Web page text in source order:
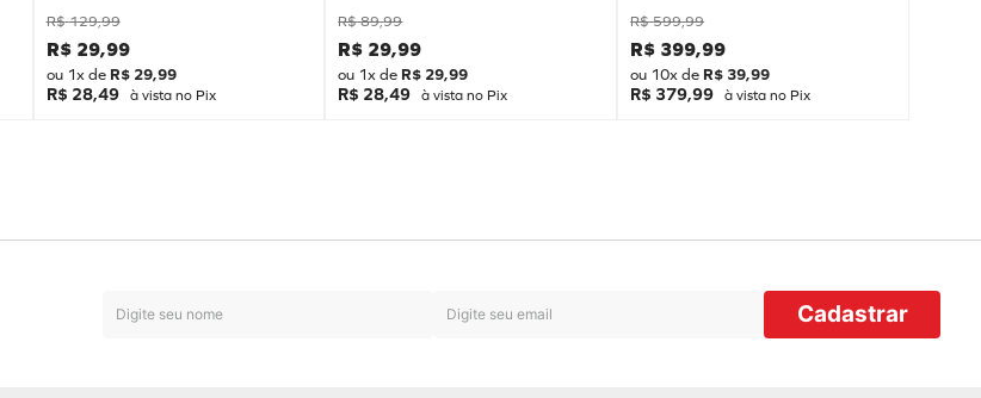
R$ 129,99
R$ 29,99
ou 1x de R$ 29,99
R$ 28,49 à vista no Pix
R$ 89,99
R$ 29,99
ou 1x de R$ 29,99
R$ 28,49 à vista no Pix
R$ 599,99
R$ 399,99
ou 10x de R$ 39,99
R$ 379,99 à vista no Pix
Cadastrar